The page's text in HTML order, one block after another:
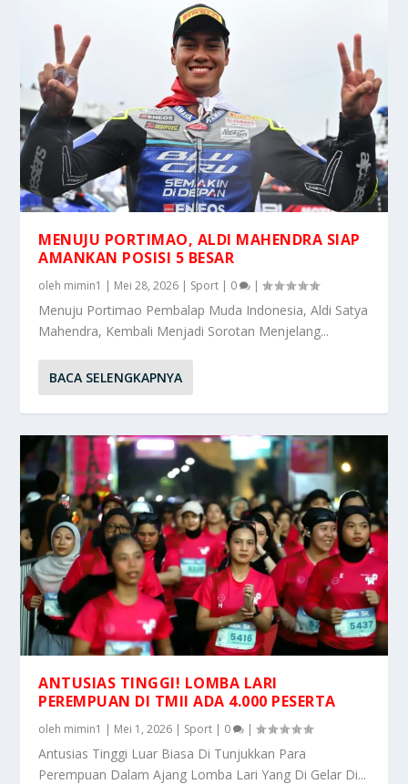
MENUJU PORTIMAO, ALDI MAHENDRA SIAP
AMANKAN POSISI 5 BESAR
oleh mimin1 | Mei 28, 2026 | Sport | 0 |
Menuju Portimao Pembalap Muda Indonesia, Aldi Satya
Mahendra, Kembali Menjadi Sorotan Menjelang...
BACA SELENGKAPNYA
ANTUSIAS TINGGI! LOMBA LARI
PEREMPUAN DI TMII ADA 4.000 PESERTA
oleh mimin1 | Mei 1, 2026 | Sport | 0 |
Antusias Tinggi Luar Biasa Di Tunjukkan Para
Perempuan Dalam Ajang Lomba Lari Yang Di Gelar Di...